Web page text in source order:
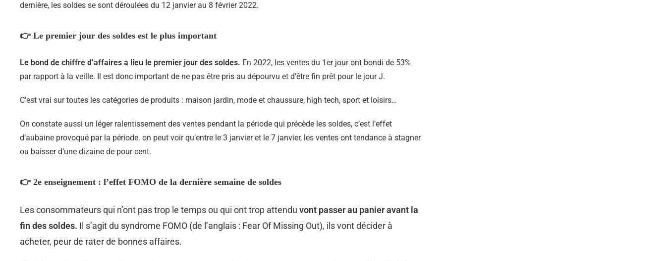
dernière, les soldes se sont déroulées du 12 janvier au 8 février 2022.
👉 Le premier jour des soldes est le plus important
Le bond de chiffre d’affaires a lieu le premier jour des soldes. En 2022, les ventes du 1er jour ont bondi de 53%
par rapport à la veille. Il est donc important de ne pas être pris au dépourvu et d’être fin prêt pour le jour J.
C’est vrai sur toutes les catégories de produits : maison jardin, mode et chaussure, high tech, sport et loisirs…
On constate aussi un léger ralentissement des ventes pendant la période qui précède les soldes, c’est l’effet
d’aubaine provoqué par la période. on peut voir qu’entre le 3 janvier et le 7 janvier, les ventes ont tendance à stagner
ou baisser d’une dizaine de pour-cent.
👉 2e enseignement : l’effet FOMO de la dernière semaine de soldes
Les consommateurs qui n’ont pas trop le temps ou qui ont trop attendu vont passer au panier avant la
fin des soldes. Il s’agit du syndrome FOMO (de l’anglais : Fear Of Missing Out), ils vont décider à
acheter, peur de rater de bonnes affaires.